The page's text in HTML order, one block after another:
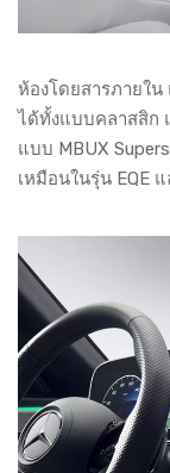
ห้องโดยสารภายใ
ได้ทั้งแบบคลาสสิก
แบบ MBUX
เหมือนในรุ่น EQE แ